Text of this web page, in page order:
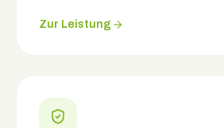
Zur Leistung